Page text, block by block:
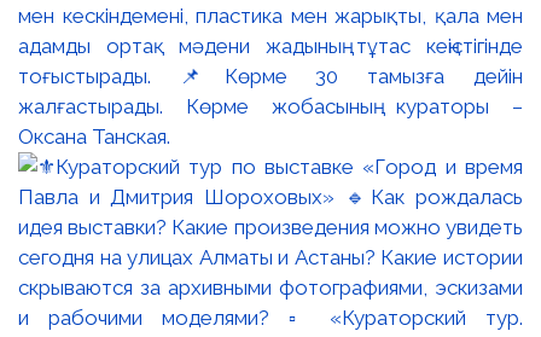
мен кескіндемені, пластика мен жарықты, қала мен
адамды ортақ мәдени жадының тұтас кеңістігінде
тоғыстырады. 📌Көрме 30 тамызға дейін
жалғастырады. Көрме жобасының кураторы –
Оксана Танская.